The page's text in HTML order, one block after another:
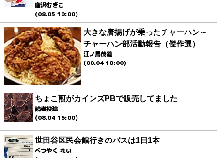
唐沢むぎこ
(08.05 10:00)
大きな唐揚げが乗ったチャーハン～
チャーハン部活動報告（傑作選）
江ノ島茂道
(08.04 18:00)
ちょこ煎がカインズPBで販売してました
読者投稿
(08.04 16:00)
世田谷区民会館行きのバスは1日1本
べつやく れい